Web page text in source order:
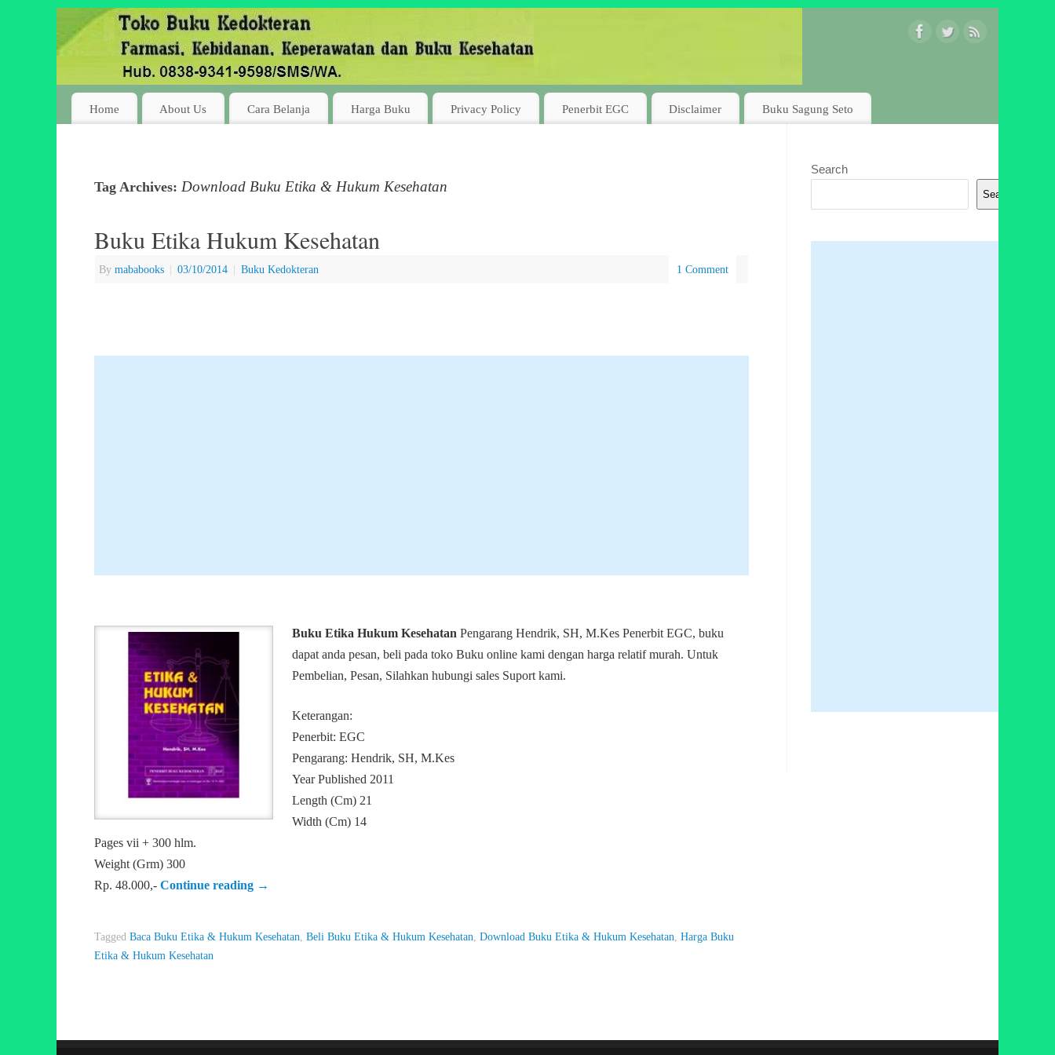
Home About Us Cara Belanja Harga Buku Privacy Policy Penerbit EGC Disclaimer Buku Sagung Seto
Tag Archives: Download Buku Etika & Hukum Kesehatan
Buku Etika Hukum Kesehatan
By mababooks | 03/10/2014 | Buku Kedokteran 1 Comment
Buku Etika Hukum Kesehatan Pengarang Hendrik, SH, M.Kes Penerbit EGC, buku
dapat anda pesan, beli pada toko Buku online kami dengan harga relatif murah. Untuk
Pembelian, Pesan, Silahkan hubungi sales Suport kami.
Keterangan:
Penerbit: EGC
Pengarang: Hendrik, SH, M.Kes
Year Published 2011
Length (Cm) 21
Width (Cm) 14
Pages vii + 300 hlm.
Weight (Grm) 300
Rp. 48.000,- Continue reading →
Tagged Baca Buku Etika & Hukum Kesehatan Beli Buku Etika & Hukum Kesehatan Download Buku Etika & Hukum Kesehatan Harga Buku
Etika & Hukum Kesehatan
Search
Search